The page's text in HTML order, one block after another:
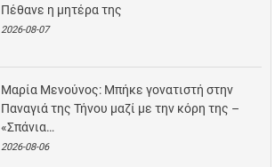
Πέθανε η μητέρα της
2026-08-07
Μαρία Μενούνος: Μπήκε γονατιστή στην
Παναγιά της Τήνου μαζί με την κόρη της –
«Σπάνια…
2026-08-06